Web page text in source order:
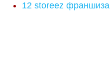
12 storeez франшиза